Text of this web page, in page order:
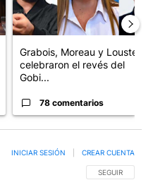
Grabois, Moreau y Lousteau
celebraron el revés del
Gobi...
78 comentarios
SIGA ESTA
SEGUIR
INICIAR SESIÓN CREAR CUENTA